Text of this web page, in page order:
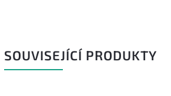
SOUVISEJÍCÍ PRODUKTY